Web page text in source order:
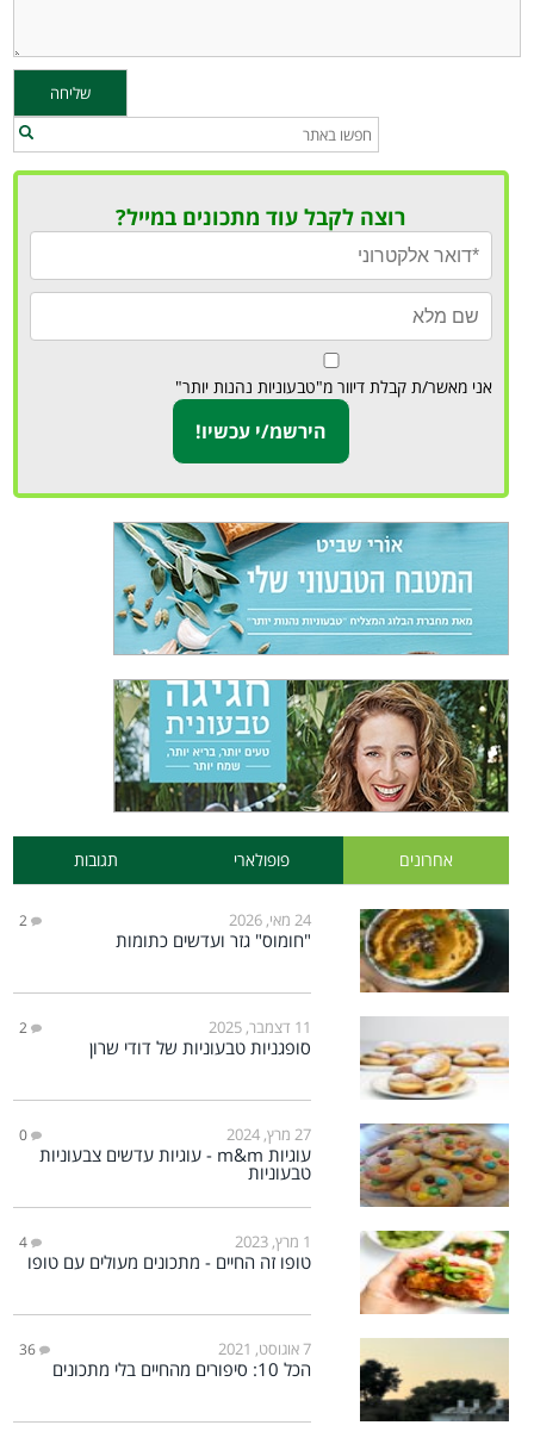
רוצה לקבל עוד מתכונים במייל?
אני מאשר/ת קבלת דיוור מ"טבעוניות נהנות יותר"
אחרונים פופולארי תגובות
24 מאי, 2026 2
"חומוס" גזר ועדשים כתומות
11 דצמבר, 2025 2
סופגניות טבעוניות של דודי שרון
27 מרץ, 2024 0
עוגיות m&m - עוגיות עדשים צבעוניות
טבעוניות
1 מרץ, 2023 4
טופו זה החיים - מתכונים מעולים עם טופו
7 אוגוסט, 2021 36
הכל 10: סיפורים מהחיים בלי מתכונים